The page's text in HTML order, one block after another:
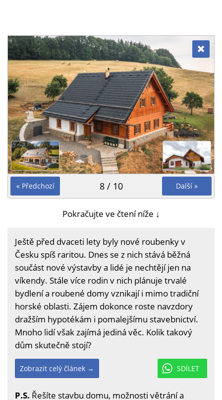
« Předchozí Další »
8 / 10
Pokračujte ve čtení níže ↓
Ještě před dvaceti lety byly nové roubenky v
Česku spíš raritou. Dnes se z nich stává běžná
součást nové výstavby a lidé je nechtějí jen na
víkendy. Stále více rodin v nich plánuje trvalé
bydlení a roubené domy vznikají i mimo tradiční
horské oblasti. Zájem dokonce roste navzdory
dražším hypotékám i pomalejšímu stavebnictví.
Mnoho lidí však zajímá jediná věc. Kolik takový
dům skutečně stojí?
SDÍLET
Zobrazit celý článek →
P.S. Řešíte stavbu domu, možnosti větrání a